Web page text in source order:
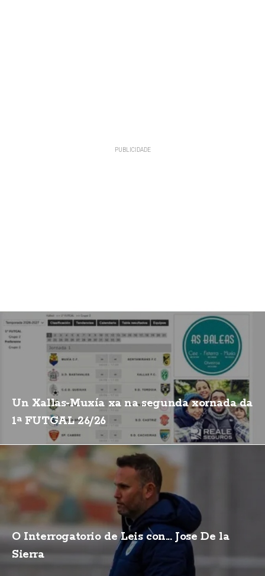
Un Xallas-Muxía xa na segunda xornada da
1ª FUTGAL 26/26
O Interrogatorio de Leis con... Jose De la
Sierra